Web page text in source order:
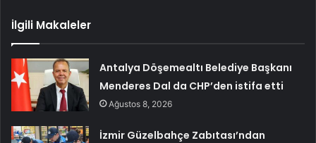
İlgili Makaleler
Antalya Döşemealtı Belediye Başkanı
Menderes Dal da CHP’den istifa etti
Ağustos 8, 2026
İzmir Güzelbahçe Zabıtası’ndan